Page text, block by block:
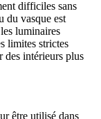
difficiles sans
du vasque est
luminaires
limites strictes
des intérieurs plus
être utilisé dans